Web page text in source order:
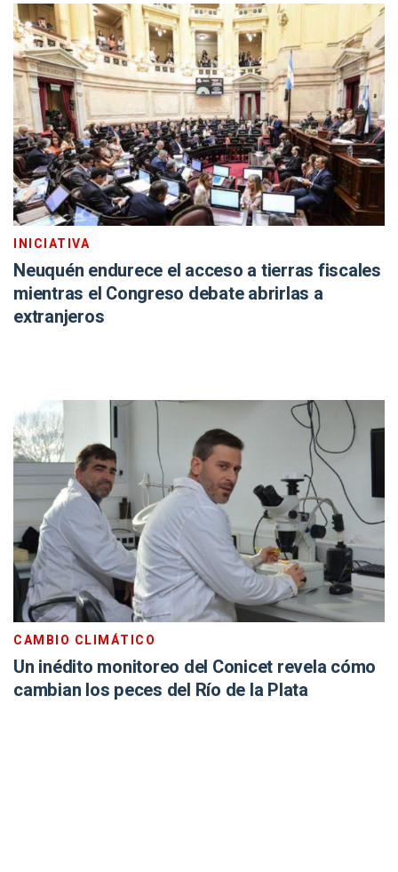
INICIATIVA
Neuquén endurece el acceso a tierras fiscales
mientras el Congreso debate abrirlas a
extranjeros
CAMBIO CLIMÁTICO
Un inédito monitoreo del Conicet revela cómo
cambian los peces del Río de la Plata